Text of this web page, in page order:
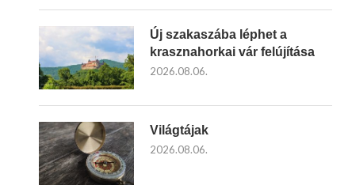
Új szakaszába léphet a
krasznahorkai vár felújítása
2026.08.06.
Világtájak
2026.08.06.